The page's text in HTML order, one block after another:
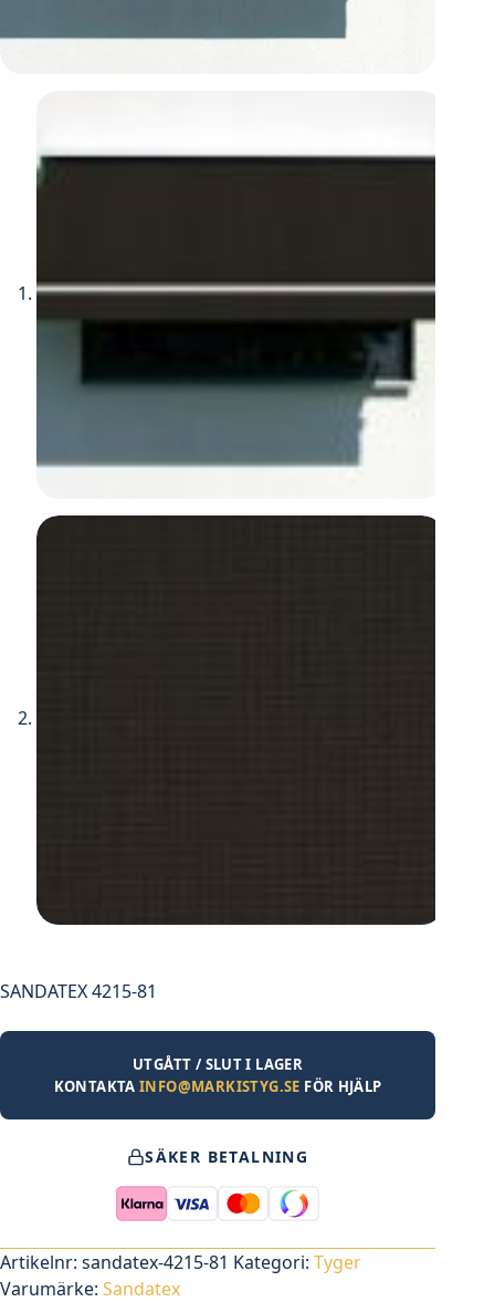
SANDATEX 4215-81
UTGÅTT / SLUT I LAGER
KONTAKTAINFO@MARKISTYG.SE FÖR HJÄLP
SÄKER BETALNING
Artikelnr: sandatex-4215-81 Kategori: Tyger
Varumärke: Sandatex